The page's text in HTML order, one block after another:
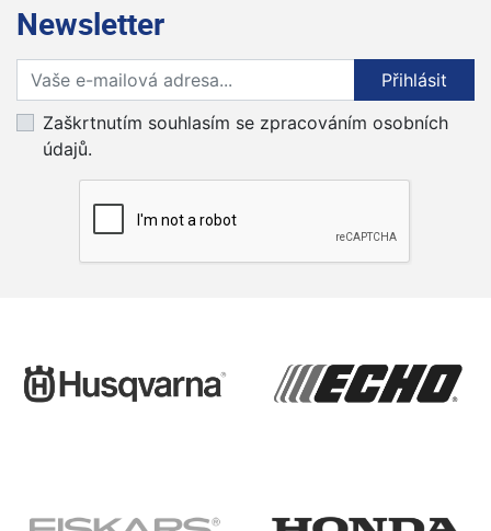
Newsletter
Přihlaste se k odběru novinek
Přihlásit
Zaškrtnutím souhlasím se zpracováním osobních
údajů.